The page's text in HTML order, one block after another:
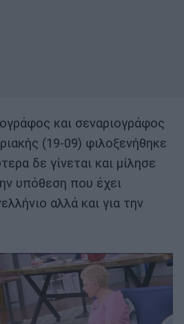
και σεναριογράφος
(19-09) φιλοξενήθηκε
δε γίνεται και μίλησε
υπόθεση που έχει
αλλά και για την